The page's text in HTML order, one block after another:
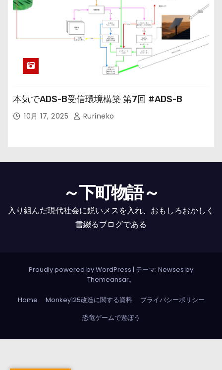
本気でADS-B受信環境構築 第7回 #ADS-B
10月 17, 2025 Rurineko
～下町物語～
入り組んだ現代社会に鋭いメスを入れ、おもしろおかしく
書綴るブログである
Proudly powered by WordPress | テーマ: Newses by
Themeansar。
Home Monkey125改造に関する資料
プライバシーポリシー
恐竜ゲームで遊ぼう